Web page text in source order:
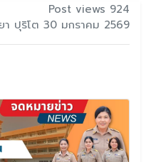
Post views 924
า ปุริโต 30 มกราคม 2569